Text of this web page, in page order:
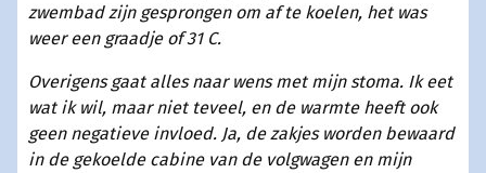
zwembad zijn gesprongen om af te koelen, het was
weer een graadje of 31 C.
Overigens gaat alles naar wens met mijn stoma. Ik eet
wat ik wil, maar niet teveel, en de warmte heeft ook
geen negatieve invloed. Ja, de zakjes worden bewaard
in de gekoelde cabine van de volgwagen en mijn